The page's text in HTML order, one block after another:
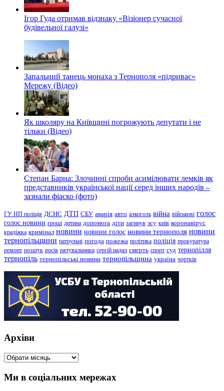
Ігор Гуда отримав відзнаку «Візіонер сучасної
будівельної галузі»
Запальний танець монаха з Тернополя «підриває»
Мережу (Відео)
Як школяру на Київщині погрожують депутати і не
тільки (Відео)
Степан Барна: Злочинні спроби асимілювати лемків як
представників української нації серед інших народів –
зазнали фіаско (фото)
ГУ НП поліція ДСНС ДТП СБУ аварія авто алкоголь війна військові голос
голос новини гроші дитина допомога діти загинув зсу київ коронавірус
крадіжка кримінал новини новини голос новини тернополя новини
тернопільщини патрульні погода пожежа політика поліція прокуратура
ремонт розшук росія рятувальники сергій надал смерть спорт суд тернопілля
тернопіль тернопільські новини тернопільщина україна чортків
Архіви
Архіви
Ми в соціальних мережах